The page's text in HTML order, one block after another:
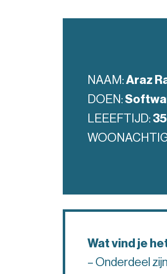
NAAM: Araz
DOEN:
LEEEFTIJD: 35
Wat vind je
– Onderdeel